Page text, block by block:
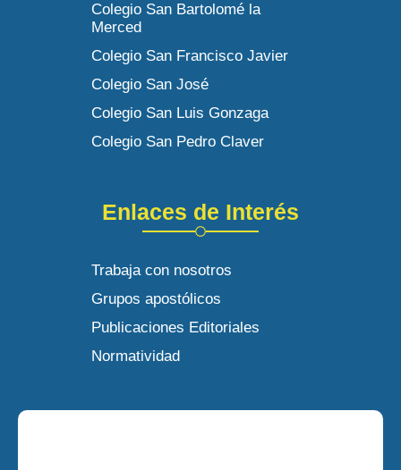
Colegio San Bartolomé la
Merced
Colegio San Francisco Javier
Colegio San José
Colegio San Luis Gonzaga
Colegio San Pedro Claver
Enlaces de Interés
Trabaja con nosotros
Grupos apostólicos
Publicaciones Editoriales
Normatividad